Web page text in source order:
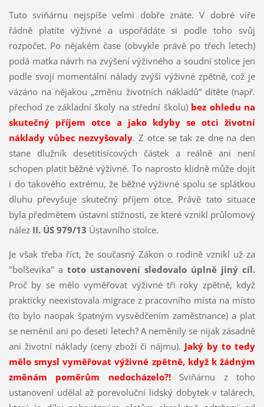
Tuto sviňárnu nejspíše velmi dobře znáte. V dobré víře
řádně platíte výživné a uspořádáte si podle toho svůj
rozpočet. Po nějakém čase (obvykle právě po třech letech)
podá matka návrh na zvýšení výživného a soudní stolice jen
podle svojí momentální nálady zvýší výživné zpětně, což je
vázáno na nějakou „změnu životních nákladů“ dítěte (např.
přechod ze základní školy na střední školu) bez ohledu na
skutečný příjem otce a jako kdyby se otci životní
náklady vůbec nezvyšovaly. Z otce se tak ze dne na den
stane dlužník desetitisícových částek a reálně ani není
schopen platit běžné výživné. To naprosto klidně může dojít
i do takového extrému, že běžné výživné spolu se splátkou
dluhu převyšuje skutečný příjem otce. Právě tato situace
byla předmětem ústavní stížnosti, ze které vznikl průlomový
nález II. ÚS 979/13 Ústavního stolce.
Je však třeba říct, že současný Zákon o rodině vznikl už za
"bolševika" a toto ustanovení sledovalo úplně jiný cíl.
Proč by se mělo vyměřovat výživné tři roky zpětně, když
prakticky neexistovala migrace z pracovního místa na místo
(to bylo naopak špatným vysvědčením zaměstnance) a plat
se neměnil ani po deseti letech? A neměnily se nijak zásadně
ani životní náklady (ceny zboží či nájmu). Jaký by to tedy
mělo smysl vyměřovat výživné zpětně, když k žádným
změnám poměrům nedocházelo?! Sviňárnu z toho
ustanovení udělal až porevoluční lidský dobytek v talárech,